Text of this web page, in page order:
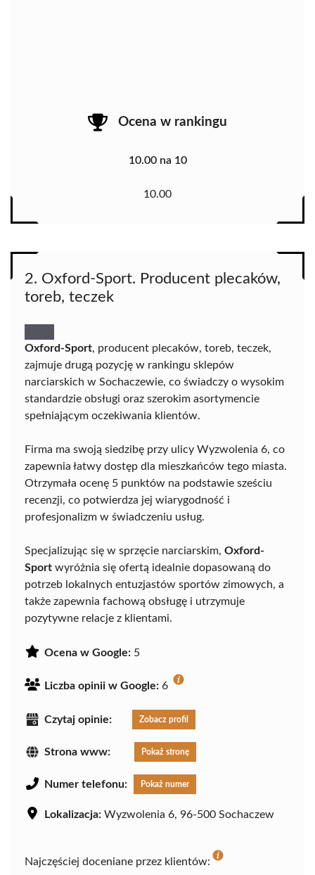
Ocena w rankingu
10.00 na 10
10.00
2. Oxford-Sport. Producent plecaków,
toreb, teczek
Oxford-Sport, producent plecaków, toreb, teczek,
zajmuje drugą pozycję w rankingu sklepów
narciarskich w Sochaczewie, co świadczy o wysokim
standardzie obsługi oraz szerokim asortymencie
spełniającym oczekiwania klientów.
Firma ma swoją siedzibę przy ulicy Wyzwolenia 6, co
zapewnia łatwy dostęp dla mieszkańców tego miasta.
Otrzymała ocenę 5 punktów na podstawie sześciu
recenzji, co potwierdza jej wiarygodność i
profesjonalizm w świadczeniu usług.
Specjalizując się w sprzęcie narciarskim, Oxford-
Sport wyróżnia się ofertą idealnie dopasowaną do
potrzeb lokalnych entuzjastów sportów zimowych, a
także zapewnia fachową obsługę i utrzymuje
pozytywne relacje z klientami.
Ocena w Google: 5
Liczba opinii w Google: 6
Czytaj opinie: Zobacz profil
Strona www: Pokaż stronę
Numer telefonu: Pokaż numer
Lokalizacja: Wyzwolenia 6, 96-500 Sochaczew
Najczęściej doceniane przez klientów: